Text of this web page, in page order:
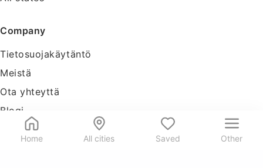
Home All cities Saved Other
Company
Tietosuojakäytäntö
Meistä
Ota yhteyttä
Blogi
Tools